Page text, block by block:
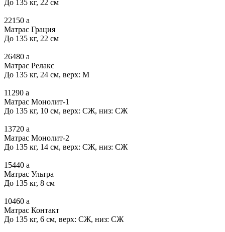
До 135 кг, 22 см
22150 a
Матрас Грация
До 135 кг, 22 см
26480 a
Матрас Релакс
До 135 кг, 24 см, верх: М
11290 a
Матрас Монолит-1
До 135 кг, 10 см, верх: СЖ, низ: СЖ
13720 a
Матрас Монолит-2
До 135 кг, 14 см, верх: СЖ, низ: СЖ
15440 a
Матрас Ультра
До 135 кг, 8 см
10460 a
Матрас Контакт
До 135 кг, 6 см, верх: СЖ, низ: СЖ